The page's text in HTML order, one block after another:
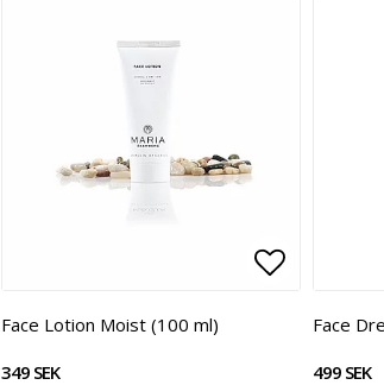
Lägg till
Face Lotion Moist (100 ml)
349 SEK
Face
499 SEK